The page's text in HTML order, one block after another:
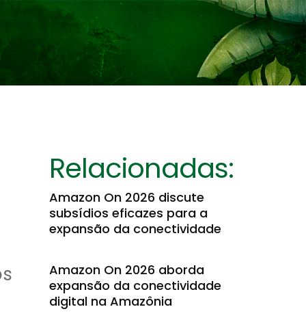
Relacionadas:
Amazon On 2026 discute
subsídios eficazes para a
expansão da conectividade
Amazon On 2026 aborda
expansão da conectividade
digital na Amazônia